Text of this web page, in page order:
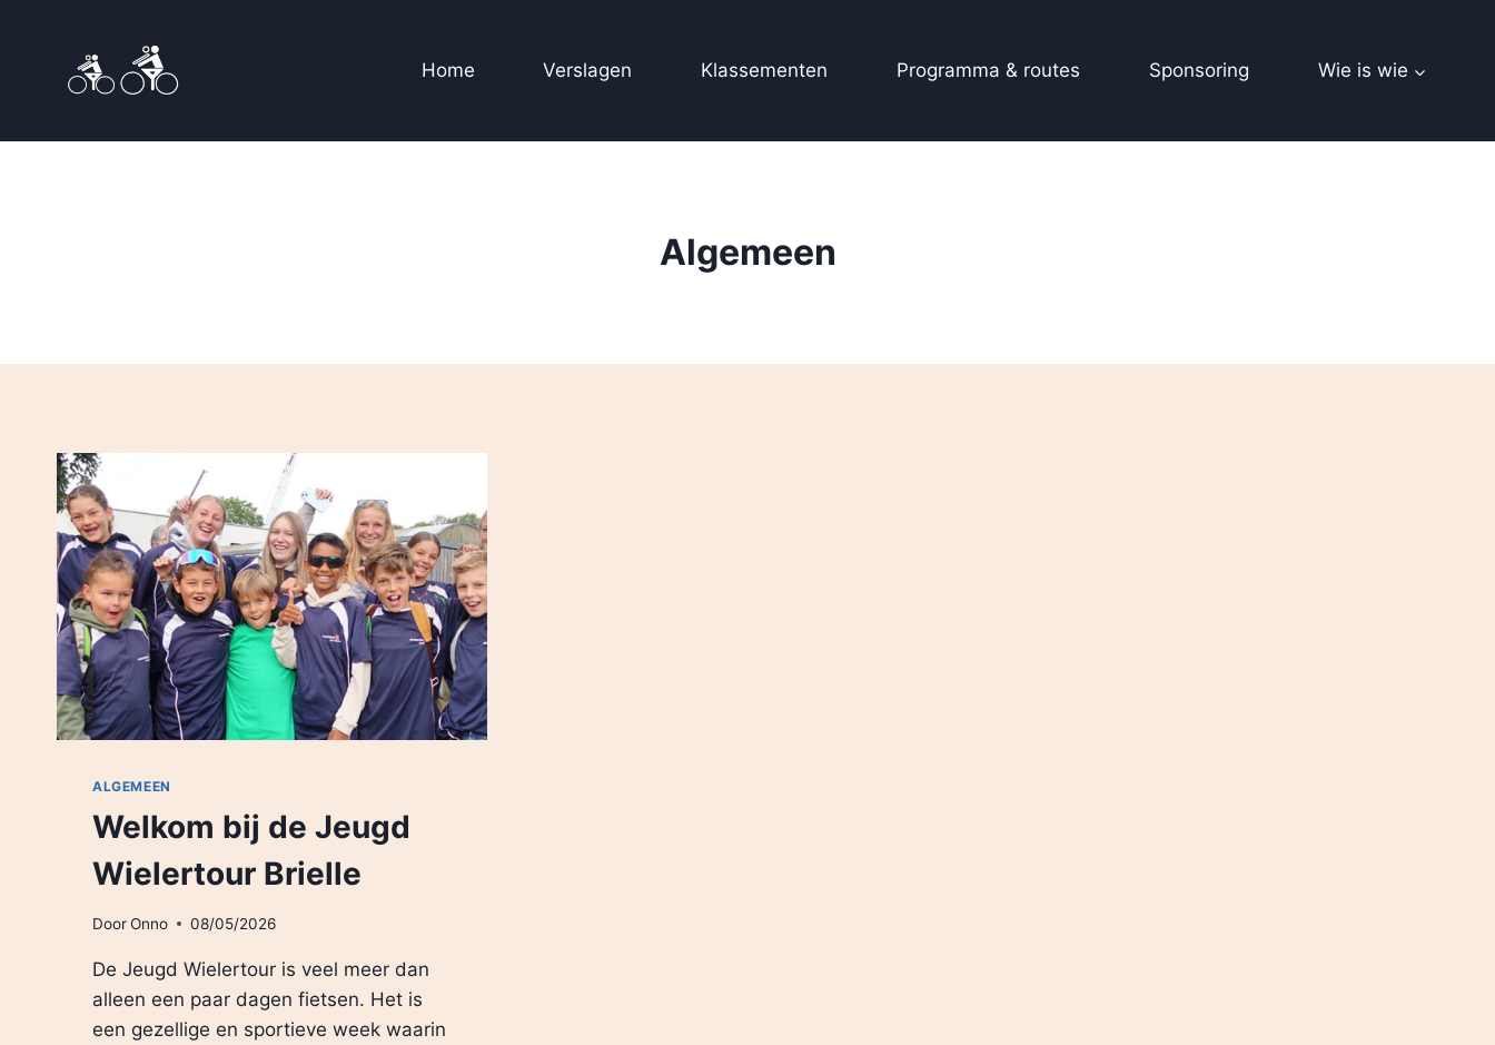
Home Verslagen Klassementen Programma & routes Sponsoring Wie is wie
Algemeen
ALGEMEEN
Welkom bij de Jeugd
Wielertour Brielle
DoorOnno 08/05/2026
De Jeugd Wielertour is veel meer dan
alleen een paar dagen fietsen. Het is
een gezellige en sportieve week waarin